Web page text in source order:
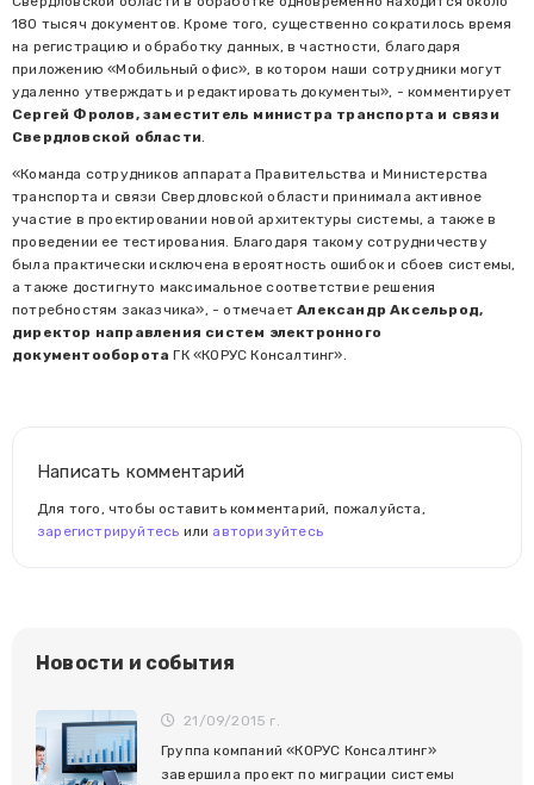
180 тысяч документов. Кроме того, существенно сократилось время
на регистрацию и обработку данных, в частности, благодаря
приложению «Мобильный офис», в котором наши сотрудники могут
удаленно утверждать и редактировать документы», - комментирует
Сергей Фролов, заместитель министра транспорта и связи
Свердловской области
«Команда сотрудников аппарата Правительства и Министерства
транспорта и связи Свердловской области принимала активное
участие в проектировании новой архитектуры системы, а также в
проведении ее тестирования. Благодаря такому сотрудничеству
была практически исключена вероятность ошибок и сбоев системы,
а также достигнуто максимальное соответствие решения
потребностям заказчика», - отмечаетАлександр Аксельрод,
директор направления систем электронного
документооборота ГК «КОРУС Консалтинг».
Написать комментарий
Для того, чтобы оставить комментарий, пожалуйста,
зарегистрируйтесь или авторизуйтесь
Новости и события
21/09/2015 г.
Группа компаний «КОРУС Консалтинг»
завершила проект по миграции системы